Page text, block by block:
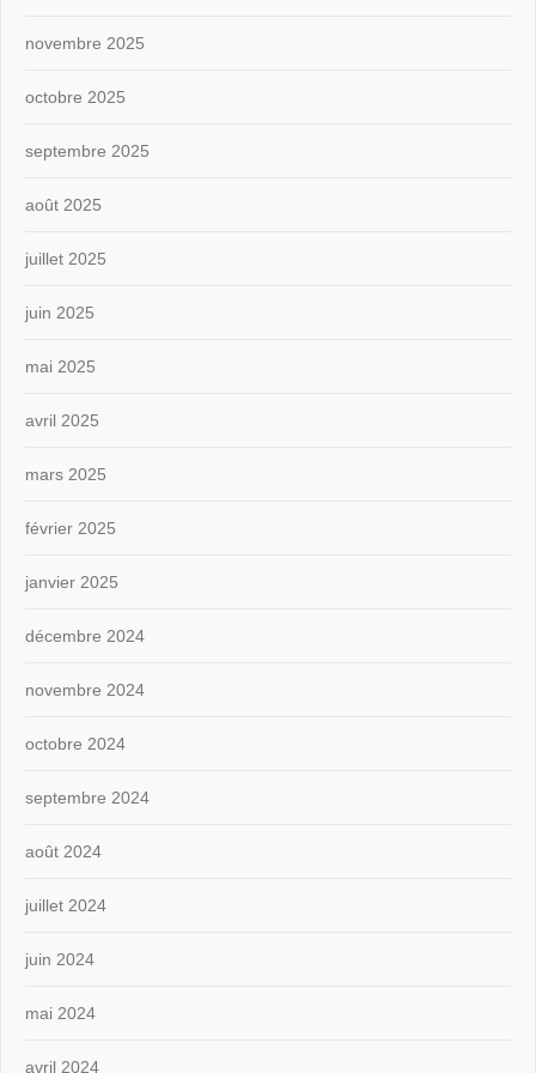
novembre 2025
octobre 2025
septembre 2025
août 2025
juillet 2025
juin 2025
mai 2025
avril 2025
mars 2025
février 2025
janvier 2025
décembre 2024
novembre 2024
octobre 2024
septembre 2024
août 2024
juillet 2024
juin 2024
mai 2024
avril 2024